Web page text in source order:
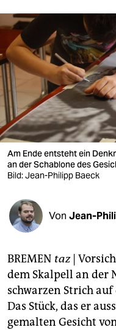
sport
berlin
nord
wahrheit
verlag
verlag
veranstaltungen
shop
fragen & hilfe
abo
genossenschaft
epaper login
Am Ende entsteht ein
an der Schablone des
Bild: Jean-Philipp Baeck
Von Jean-
BREMEN taz|
dem Skalpell an der
schwarzen Strich
Das Stück, das er
gemalten Gesicht